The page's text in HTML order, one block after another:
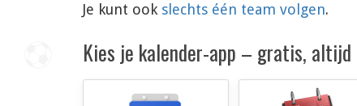
Je kunt ook slechts één team volgen.
Kies je kalender-app – gratis,